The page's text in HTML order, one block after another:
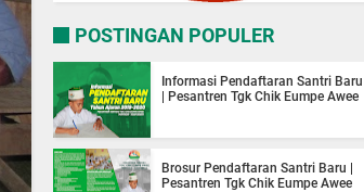
POSTINGAN POPULER
Informasi Pendaftaran Santri Baru
| Pesantren Tgk Chik Eumpe Awee
Brosur Pendaftaran Santri Baru |
Pesantren Tgk Chik Eumpe Awee